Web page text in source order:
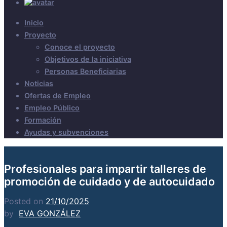
Inicio
Proyecto
Conoce el proyecto
Objetivos de la iniciativa
Personas Beneficiarias
Noticias
Ofertas de Empleo
Empleo Público
Formación
Ayudas y subvenciones
Profesionales para impartir talleres de
promoción de cuidado y de autocuidado
Posted on 21/10/2025
by EVA GONZÁLEZ